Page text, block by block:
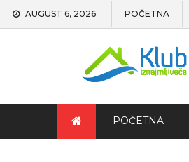
AUGUST 6, 2026 POČETNA
POČETNA